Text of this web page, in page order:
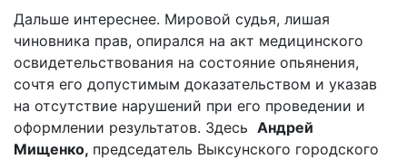
Дальше интереснее. Мировой судья, лишая
чиновника прав, опирался на акт медицинского
освидетельствования на состояние опьянения,
сочтя его допустимым доказательством и указав
на отсутствие нарушений при его проведении и
оформлении результатов. Здесь Андрей
Мищенко, председатель Выксунского городского